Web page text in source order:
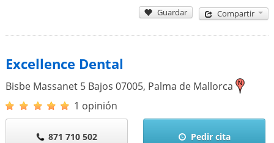
Guardar Compartir
Excellence Dental
Bisbe Massanet 5 Bajos 07005, Palma de Mallorca
1 opinión
871 710 502 Pedir cita